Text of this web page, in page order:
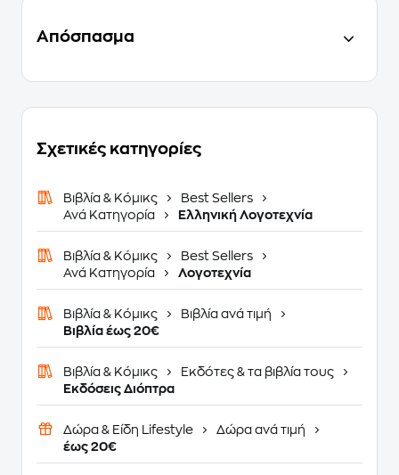
Απόσπασμα
Σχετικές κατηγορίες
Βιβλία & Κόμικς
Best Sellers
Ανά Κατηγορία
Ελληνική Λογοτεχνία
Βιβλία & Κόμικς
Best Sellers
Ανά Κατηγορία
Λογοτεχνία
Βιβλία & Κόμικς
Βιβλία ανά τιμή
Βιβλία έως 20€
Βιβλία & Κόμικς
Εκδότες & τα βιβλία τους
Εκδόσεις Διόπτρα
Δώρα & Είδη Lifestyle
Δώρα ανά τιμή
έως 20€